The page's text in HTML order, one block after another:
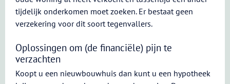
tijdelijk onderkomen moet zoeken. Er bestaat geen
verzekering voor dit soort tegenvallers.
Oplossingen om (de financiële) pijn te
verzachten
Koopt u een nieuwbouwhuis dan kunt u een hypotheek